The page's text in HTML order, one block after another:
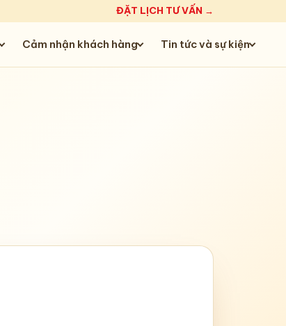
ĐẶT LỊCH TƯ VẤN →
Cảm nhận khách hàng Tin tức và sự kiện